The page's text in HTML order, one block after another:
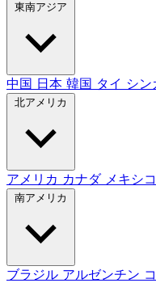
東南アジア
中国 日本 韓国 タイ シ
北アメリカ
アメリカ カナダ メキシコ
南アメリカ
ブラジル アルゼンチン